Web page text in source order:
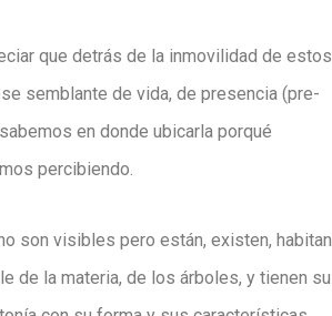
que detrás de la inmovilidad de estos
semblante de vida, de presencia (pre-
en donde ubicarla porqué
percibiendo.
son visibles pero están, existen, habitan
de la materia, de los árboles, y tienen su